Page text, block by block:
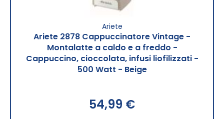
Ariete
Ariete 2878 Cappuccinatore Vintage -
Montalatte a caldo e a freddo -
Cappuccino, cioccolata, infusi liofilizzati -
500 Watt - Beige
54,99 €